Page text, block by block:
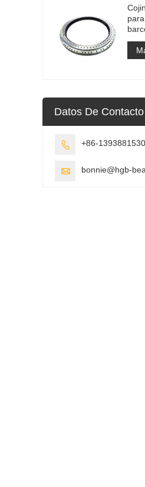
Datos De Contacto
 +86-
 bonnie@hgb-